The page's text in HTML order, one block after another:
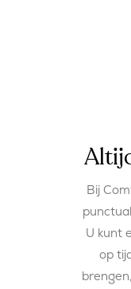
Bij
U kunt
op